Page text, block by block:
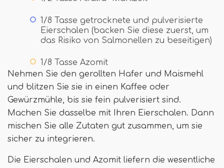
1/8 Tasse getrocknete und pulverisierte
Eierschalen (backen Sie diese zuerst, um
das Risiko von Salmonellen zu beseitigen)
1/8 Tasse Azomit
Nehmen Sie den gerollten Hafer und Maismehl
und blitzen Sie sie in einen Kaffee oder
Gewürzmühle, bis sie fein pulverisiert sind.
Machen Sie dasselbe mit Ihren Eierschalen. Dann
mischen Sie alle Zutaten gut zusammen, um sie
sicher zu integrieren.
Die Eierschalen und Azomit liefern die wesentliche